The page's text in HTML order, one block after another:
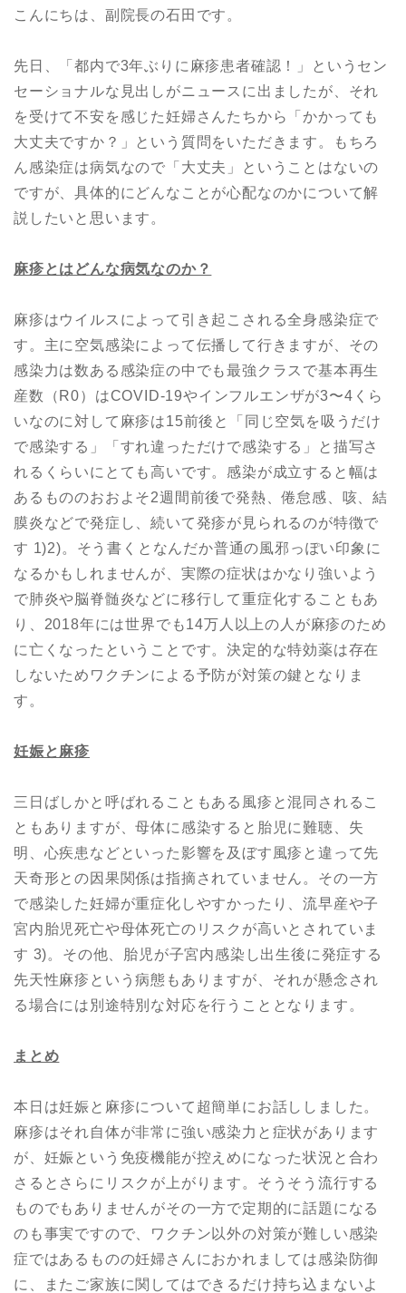
こんにちは、副院長の石田です。
先日、「都内で3年ぶりに麻疹患者確認！」というセン
セーショナルな見出しがニュースに出ましたが、それ
を受けて不安を感じた妊婦さんたちから「かかっても
大丈夫ですか？」という質問をいただきます。もちろ
ん感染症は病気なので「大丈夫」ということはないの
ですが、具体的にどんなことが心配なのかについて解
説したいと思います。
麻疹とはどんな病気なのか？
麻疹はウイルスによって引き起こされる全身感染症で
す。主に空気感染によって伝播して行きますが、その
感染力は数ある感染症の中でも最強クラスで基本再生
産数（R0）はCOVID-19やインフルエンザが3〜4くら
いなのに対して麻疹は15前後と「同じ空気を吸うだけ
で感染する」「すれ違っただけで感染する」と描写さ
れるくらいにとても高いです。感染が成立すると幅は
あるもののおおよそ2週間前後で発熱、倦怠感、咳、結
膜炎などで発症し、続いて発疹が見られるのが特徴で
す 1)2)。そう書くとなんだか普通の風邪っぽい印象に
なるかもしれませんが、実際の症状はかなり強いよう
で肺炎や脳脊髄炎などに移行して重症化することもあ
り、2018年には世界でも14万人以上の人が麻疹のため
に亡くなったということです。決定的な特効薬は存在
しないためワクチンによる予防が対策の鍵となりま
す。
妊娠と麻疹
三日ばしかと呼ばれることもある風疹と混同されるこ
ともありますが、母体に感染すると胎児に難聴、失
明、心疾患などといった影響を及ぼす風疹と違って先
天奇形との因果関係は指摘されていません。その一方
で感染した妊婦が重症化しやすかったり、流早産や子
宮内胎児死亡や母体死亡のリスクが高いとされていま
す 3)。その他、胎児が子宮内感染し出生後に発症する
先天性麻疹という病態もありますが、それが懸念され
る場合には別途特別な対応を行うこととなります。
まとめ
本日は妊娠と麻疹について超簡単にお話ししました。
麻疹はそれ自体が非常に強い感染力と症状があります
が、妊娠という免疫機能が控えめになった状況と合わ
さるとさらにリスクが上がります。そうそう流行する
ものでもありませんがその一方で定期的に話題になる
のも事実ですので、ワクチン以外の対策が難しい感染
症ではあるものの妊婦さんにおかれましては感染防御
に、またご家族に関してはできるだけ持ち込まないよ